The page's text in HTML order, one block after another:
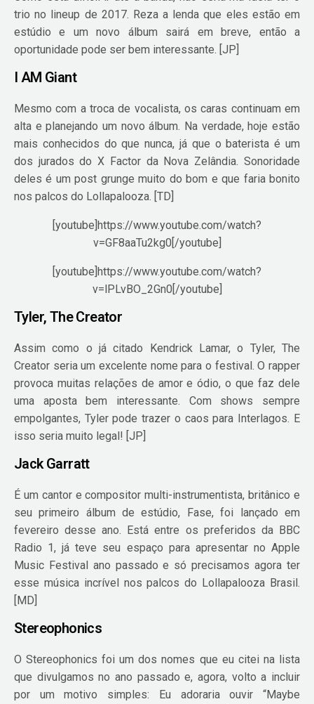
trio no lineup de 2017. Reza a lenda que eles estão em
estúdio e um novo álbum sairá em breve, então a
oportunidade pode ser bem interessante. [JP]
I AM Giant
Mesmo com a troca de vocalista, os caras continuam em
alta e planejando um novo álbum. Na verdade, hoje estão
mais conhecidos do que nunca, já que o baterista é um
dos jurados do X Factor da Nova Zelândia. Sonoridade
deles é um post grunge muito do bom e que faria bonito
nos palcos do Lollapalooza. [TD]
[youtube]https://www.youtube.com/watch?
v=GF8aaTu2kg0[/youtube]
[youtube]https://www.youtube.com/watch?
v=lPLvBO_2Gn0[/youtube]
Tyler, The Creator
Assim como o já citado Kendrick Lamar, o Tyler, The
Creator seria um excelente nome para o festival. O rapper
provoca muitas relações de amor e ódio, o que faz dele
uma aposta bem interessante. Com shows sempre
empolgantes, Tyler pode trazer o caos para Interlagos. E
isso seria muito legal! [JP]
Jack Garratt
É um cantor e compositor multi-instrumentista, britânico e
seu primeiro álbum de estúdio, Fase, foi lançado em
fevereiro desse ano. Está entre os preferidos da BBC
Radio 1, já teve seu espaço para apresentar no Apple
Music Festival ano passado e só precisamos agora ter
esse música incrível nos palcos do Lollapalooza Brasil.
[MD]
Stereophonics
O Stereophonics foi um dos nomes que eu citei na lista
que divulgamos no ano passado e, agora, volto a incluir
por um motivo simples: Eu adoraria ouvir “Maybe